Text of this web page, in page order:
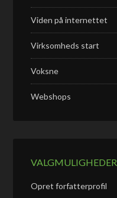
Viden på internettet
Virksomheds start
Voksne
Webshops
VALGMULIGHEDER
Opret forfatterprofil